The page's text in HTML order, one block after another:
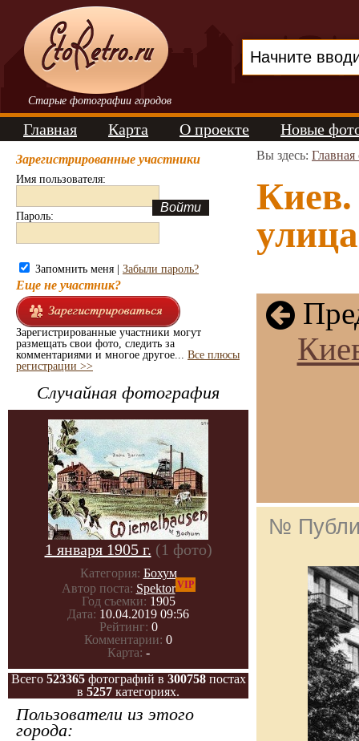
Старые фотографии городов
Главная Карта О проекте Новые
Зарегистрированные участники
Имя пользователя:
Пароль:
Запомнить меня | Забыли пароль?
Еще не участник?
Зарегистрированные участники могут
размещать свои фото, следить за
комментариями и многое другое... Все плюсы
регистрации >>
Случайная фотография
1 января 1905 г. (1 фото)
Категория: Бохум
Автор поста: SpektorVIP
Год съемки: 1905
Дата: 10.04.2019 09:56
Рейтинг: 0
Комментарии: 0
Карта: -
Всего 523365фотографий в 300758постах
в 5257 категориях.
Пользователи из этого
города:
Вы здесь: Главная
Киев.
№